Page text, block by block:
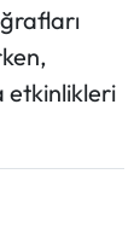
etkinlikleri